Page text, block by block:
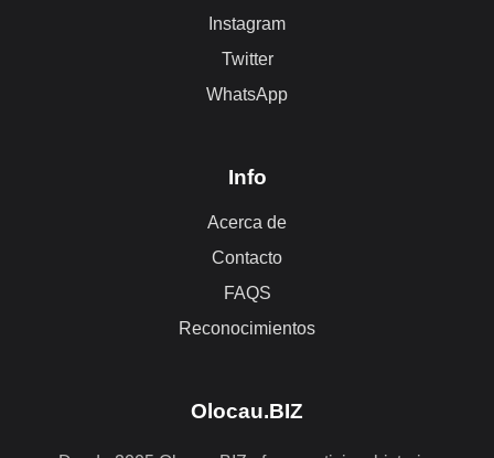
Instagram
Twitter
WhatsApp
Info
Acerca de
Contacto
FAQS
Reconocimientos
Olocau.BIZ